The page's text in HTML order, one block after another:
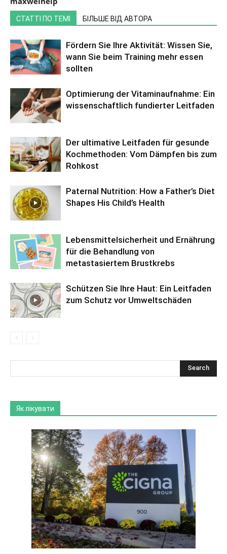
СТАТТІ ПО ТЕМІ БІЛЬШЕ ВІД АВТОРА
Fördern Sie Ihre Aktivität: Wissen Sie,
wann Sie beim Training mehr essen
sollten
Optimierung der Vitaminaufnahme: Ein
wissenschaftlich fundierter Leitfaden
Der ultimative Leitfaden für gesunde
Kochmethoden: Vom Dämpfen bis zum
Rohkost
Paternal Nutrition: How a Father’s Diet
Shapes His Child’s Health
Lebensmittelsicherheit und Ernährung
für die Behandlung von
metastasiertem Brustkrebs
Schützen Sie Ihre Haut: Ein Leitfaden
zum Schutz vor Umweltschäden
Як лікувати